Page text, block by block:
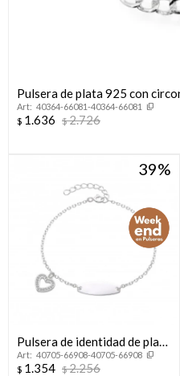
Pulsera de plata 925 con
40364-66081-40364-66081
$ 1.636 $2.726
39
Pulsera de identidad de plata
925 con dije.
40705-66908-40705-66908
$ 1.354 $2.256